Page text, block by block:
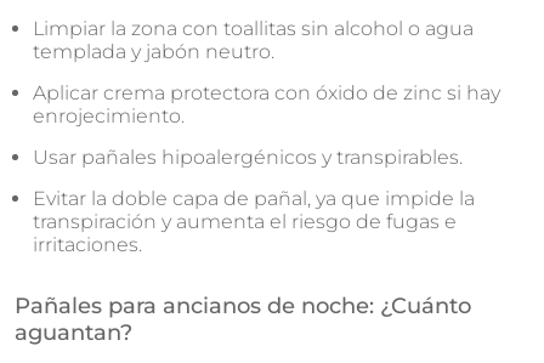
Limpiar la zona con toallitas sin alcohol o agua
templada y jabón neutro.
Aplicar crema protectora con óxido de zinc si hay
enrojecimiento.
Usar pañales hipoalergénicos y transpirables.
Evitar la doble capa de pañal, ya que impide la
transpiración y aumenta el riesgo de fugas e
irritaciones.
Pañales para ancianos de noche: ¿Cuánto
aguantan?